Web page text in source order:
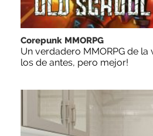
Corepunk MMORPG
Un verdadero MMORPG de la
los de antes, pero mejor!